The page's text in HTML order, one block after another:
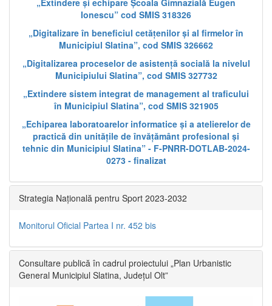
„Extindere și echipare Școala Gimnazială Eugen
Ionescu” cod SMIS 318326
„Digitalizare în beneficiul cetățenilor și al firmelor în
Municipiul Slatina”, cod SMIS 326662
„Digitalizarea proceselor de asistență socială la nivelul
Municipiului Slatina”, cod SMIS 327732
„Extindere sistem integrat de management al traficului
în Municipiul Slatina”, cod SMIS 321905
„Echiparea laboratoarelor informatice și a atelierelor de
practică din unitățile de învățământ profesional și
tehnic din Municipiul Slatina” - F-PNRR-DOTLAB-2024-
0273 - finalizat
Strategia Națională pentru Sport 2023-2032
Monitorul Oficial Partea I nr. 452 bis
Consultare publică în cadrul proiectului „Plan Urbanistic
General Municipiul Slatina, Județul Olt”